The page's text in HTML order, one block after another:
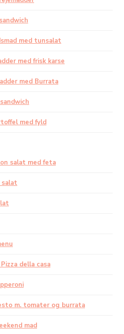
med tunsalat
med frisk karse
med Burrata
med fyld
salat med feta
salat
della casa
m. tomater og burrata
mad